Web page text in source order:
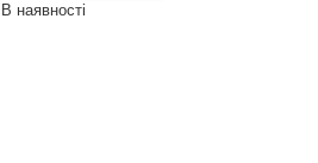
В наявності